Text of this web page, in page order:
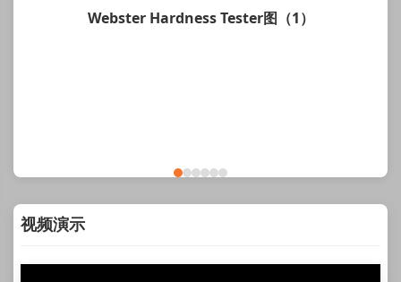
Webster Hardness Tester图（1）
视频演示